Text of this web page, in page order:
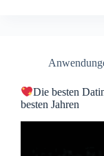
Die besten
besten Jahren